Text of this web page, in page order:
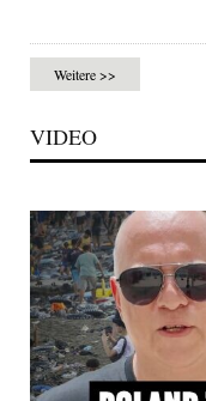
Weitere >>
VIDEO